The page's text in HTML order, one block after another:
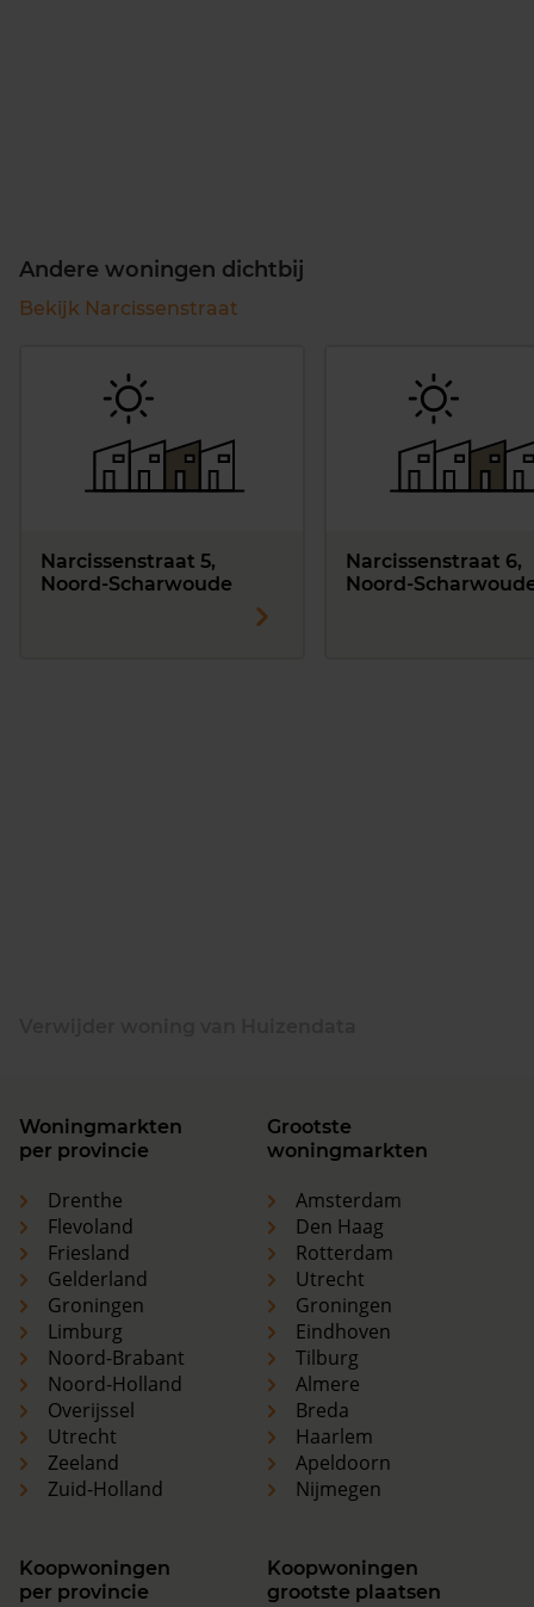
Andere woningen dichtbij
Bekijk Narcissenstraat
Narcissenstraat 5,
Noord-Scharwoude
Narcissenstraat 6,
Noord-
Woningmarkten
per provincie
Drenthe
Flevoland
Friesland
Gelderland
Groningen
Limburg
Noord-Brabant
Noord-Holland
Overijssel
Utrecht
Zeeland
Zuid-Holland
Grootste
woningmarkten
Amsterdam
Den Haag
Rotterdam
Utrecht
Groningen
Eindhoven
Tilburg
Almere
Breda
Haarlem
Apeldoorn
Nijmegen
Koopwoningen
per provincie
Koopwoningen
grootste plaatsen